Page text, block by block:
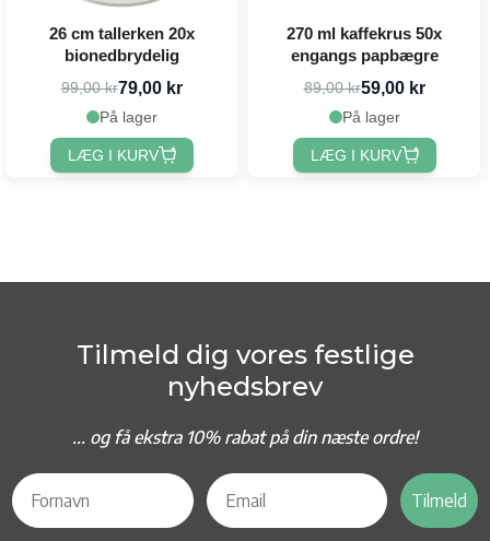
26 cm tallerken 20x
bionedbrydelig
99,00 kr79,00 kr
På lager
LÆG I KURV
270 ml kaffekrus 50x
engangs papbægre
89,00 kr59,00 kr
På lager
LÆG I KURV
Tilmeld dig vores festlige
nyhedsbrev
... og få ekstra 10% rabat på din næste ordre!
Tilmeld